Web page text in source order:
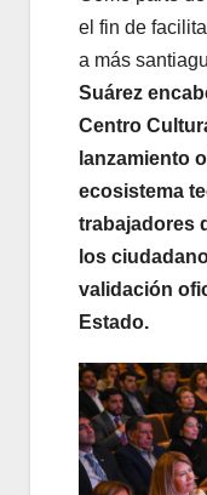
el fin de
a más
Suárez
Centro
lanzamiento
ecosistema
trabajadores
los
validación
Estado.